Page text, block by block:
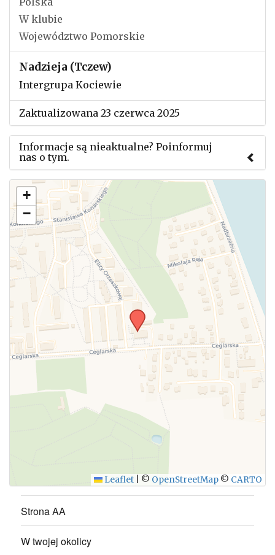
W klubie
Województwo Pomorskie
Nadzieja (Tczew)
Intergrupa Kociewie
Zaktualizowana 23 czerwca 2025
Informacje są nieaktualne? Poinformuj
nas o tym.
Użyj tego formularza aby przesłać informację o
zmianach w powyższym mityngu.
WYŚLIJ
+
−
Leaflet © OpenStreetMap © CARTO
Strona AA
W twojej okolicy